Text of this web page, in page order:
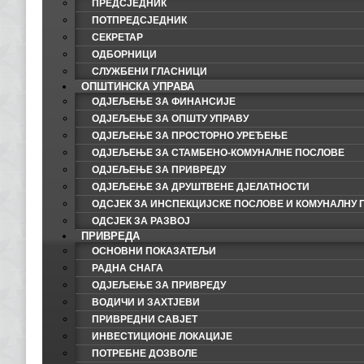
ПРЕДСЈЕДНИК
ПОТПРЕДСЈЕДНИК
СЕКРЕТАР
ОДБОРНИЦИ
СЛУЖБЕНИ ГЛАСНИЦИ
ОПШТИНСКА УПРАВА
ОДЈЕЉЕЊЕ ЗА ФИНАНСИЈЕ
ОДЈЕЉЕЊЕ ЗА ОПШТУ УПРАВУ
ОДЈЕЉЕЊЕ ЗА ПРОСТОРНО УРЕЂЕЊЕ
ОДЈЕЉЕЊЕ ЗА СТАМБЕНО-КОМУНАЛНЕ ПОСЛОВЕ
ОДЈЕЉЕЊЕ ЗА ПРИВРЕДУ
ОДЈЕЉЕЊЕ ЗА ДРУШТВЕНЕ ДЈЕЛАТНОСТИ
ОДСЈЕК ЗА ИНСПЕКЦИЈСКЕ ПОСЛОВЕ И КОМУНАЛНУ
ОДСЈЕК ЗА РАЗВОЈ
ПРИВРЕДА
ОСНОВНИ ПОКАЗАТЕЉИ
РАДНА СНАГА
ОДЈЕЉЕЊЕ ЗА ПРИВРЕДУ
ВОДИЧИ И ЗАХТЈЕВИ
ПРИВРЕДНИ САВЈЕТ
ИНВЕСТИЦИОНЕ ЛОКАЦИЈЕ
ПОТРЕБНЕ ДОЗВОЛЕ